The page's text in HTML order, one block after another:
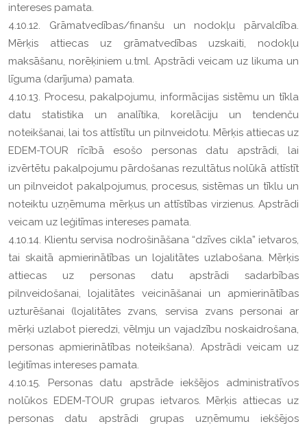
intereses pamata.
4.10.12. Grāmatvedības/finanšu un nodokļu pārvaldība.
Mērķis attiecas uz grāmatvedības uzskaiti, nodokļu
maksāšanu, norēķiniem u.tml. Apstrādi veicam uz likuma un
līguma (darījuma) pamata.
4.10.13. Procesu, pakalpojumu, informācijas sistēmu un tīkla
datu statistika un analītika, korelāciju un tendenču
noteikšanai, lai tos attīstītu un pilnveidotu. Mērķis attiecas uz
EDEM-TOUR rīcībā esošo personas datu apstrādi, lai
izvērtētu pakalpojumu pārdošanas rezultātus nolūkā attīstīt
un pilnveidot pakalpojumus, procesus, sistēmas un tīklu un
noteiktu uzņēmuma mērķus un attīstības virzienus. Apstrādi
veicam uz leģitīmas intereses pamata.
4.10.14. Klientu servisa nodrošināšana “dzīves cikla” ietvaros,
tai skaitā apmierinātības un lojalitātes uzlabošana. Mērķis
attiecas uz personas datu apstrādi sadarbības
pilnveidošanai, lojalitātes veicināšanai un apmierinātības
uzturēšanai (lojalitātes zvans, servisa zvans personai ar
mērķi uzlabot pieredzi, vēlmju un vajadzību noskaidrošana,
personas apmierinātības noteikšana). Apstrādi veicam uz
leģitīmas intereses pamata.
4.10.15. Personas datu apstrāde iekšējos administratīvos
nolūkos EDEM-TOUR grupas ietvaros. Mērķis attiecas uz
personas datu apstrādi grupas uzņēmumu iekšējos